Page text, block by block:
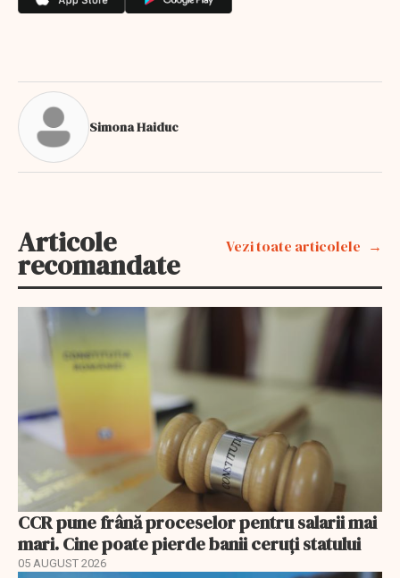
Simona Haiduc
Articole
recomandate
Vezi toate articolele
CCR pune frână proceselor pentru salarii mai
mari. Cine poate pierde banii ceruți statului
05 AUGUST 2026